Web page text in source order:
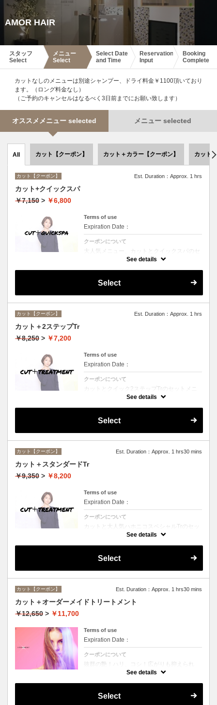
AMOR HAIR
スタッフ
Select
メニュー
Select
Select Date
and Time
Reservation
Input
Booking
Complete
カットなしのメニューは別途シャンプー、ドライ料金￥1100頂いており
ます。（ロング料金なし）
（ご予約のキャンセルはなるべく3日前までにお願い致します）
オススメメニュー selected メニュー selected
All カット【クーポン】 カット＋カラー【クーポン】 カット
カット【クーポン】 Est. Duration：Approx. 1 hrs
カット+クイックスパ
￥7,150 > ￥6,800
Terms of use
Expiration Date：
クーポンについて
大人気メニュー、カットとクイックスパのセ
ットメニュー。本場バリ式クイックスパで頭
See details
Select
カット【クーポン】 Est. Duration：Approx. 1 hrs
カット＋2ステップTr
￥8,250 > ￥7,200
Terms of use
Expiration Date：
クーポンについて
カットとクイック2ステップTrのセットメニ
ュー☆シャンプー、ブロー付。ロング料金な
See details
Select
カット【クーポン】 Est. Duration：Approx. 1 hrs30 mins
カット＋スタンダードTr
￥9,350 > ￥8,200
Terms of use
Expiration Date：
クーポンについて
カットと大人気ハホニコスペシャルTrのセッ
トメニュー☆シャンプー、ブロー付。ロング
See details
Select
カット【クーポン】 Est. Duration：Approx. 1 hrs30 mins
カット＋オーダーメイドトリートメント
￥12,650 > ￥11,700
Terms of use
Expiration Date：
クーポンについて
抜群の艶！ハリ、コシ！広がりも抑えられ
る！どんなに傷んだ髪も、鮮やかなハイトー
See details
Select